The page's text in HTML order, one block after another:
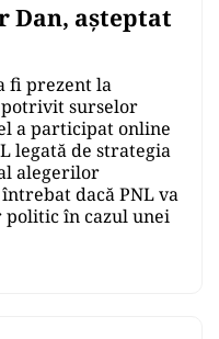
Dan, aşteptat
fi prezent la
potrivit surselor
a participat online
legată de strategia
alegerilor
dacă PNL va
în cazul unei